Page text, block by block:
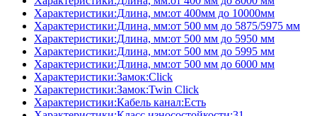
Характеристики:Длина, мм:от 400мм до 10000мм
Характеристики:Длина, мм:от 500 мм до 5875/5975 мм
Характеристики:Длина, мм:от 500 мм до 5950 мм
Характеристики:Длина, мм:от 500 мм до 5995 мм
Характеристики:Длина, мм:от 500 мм до 6000 мм
Характеристики:Замок:Click
Характеристики:Замок:Twin Click
Характеристики:Кабель канал:Есть